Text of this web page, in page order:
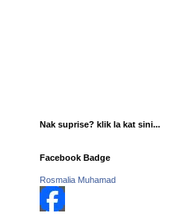
Nak suprise? klik la kat sini...
Facebook Badge
Rosmalia Muhamad